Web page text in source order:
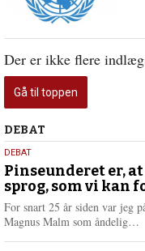
Der er ikke flere
Gå til toppen
Debat
DEBAT
5.
august
2026
DEBAT
Pinseunderet er,
sprog, som vi kan
For snart 25 år siden var jeg
Magnus Malm som åndelig…